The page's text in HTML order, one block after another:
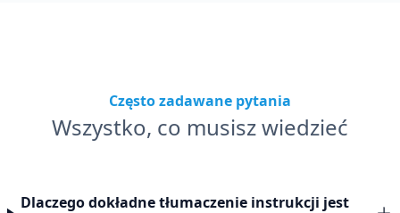
Często zadawane pytania
Wszystko, co musisz wiedzieć
Dlaczego dokładne tłumaczenie instrukcji jest